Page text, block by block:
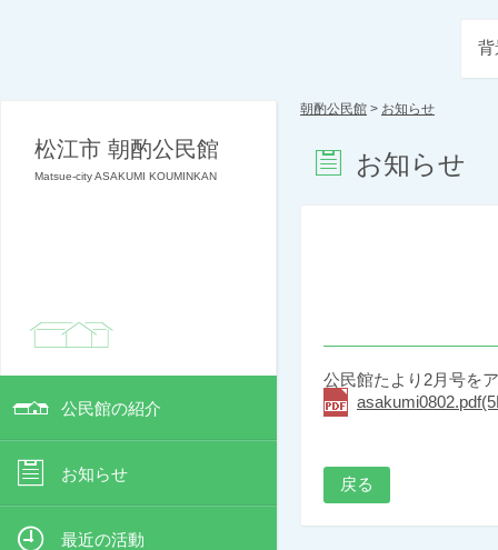
松江市 朝酌公民館
Matsue-city ASAKUMI KOUMINKAN
公民館の紹介
お知らせ
最近の活動
背
朝酌公民館 > お知らせ
お知らせ
公民館たより2月号を
戻る